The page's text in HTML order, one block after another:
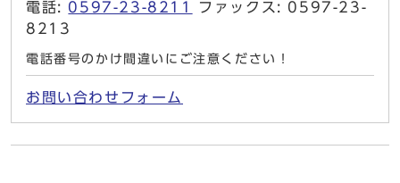
電話: 0597-23-8211
ファックス: 0597-23-
8213
電話番号のかけ間違いにご注意ください！
お問い合わせフォーム